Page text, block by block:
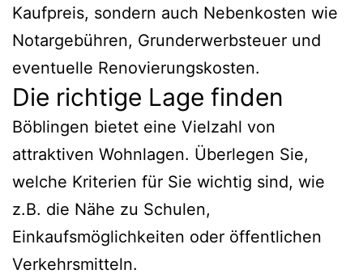
Kaufpreis, sondern auch Nebenkosten wie
Notargebühren, Grunderwerbsteuer und
eventuelle Renovierungskosten.
Die richtige Lage finden
Böblingen bietet eine Vielzahl von
attraktiven Wohnlagen. Überlegen Sie,
welche Kriterien für Sie wichtig sind, wie
z.B. die Nähe zu Schulen,
Einkaufsmöglichkeiten oder öffentlichen
Verkehrsmitteln.